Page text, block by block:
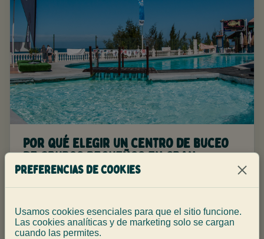
Por qué elegir un centro de buceo
de grupos pequeños en Gran
Canaria
inmersiones más tranquilas y atención donde
importa.
Preferencias de cookies
Usamos cookies esenciales para que el sitio funcione.
Las cookies analíticas y de marketing solo se cargan
cuando las permites.